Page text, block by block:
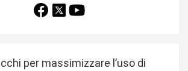
per massimizzare l’uso di